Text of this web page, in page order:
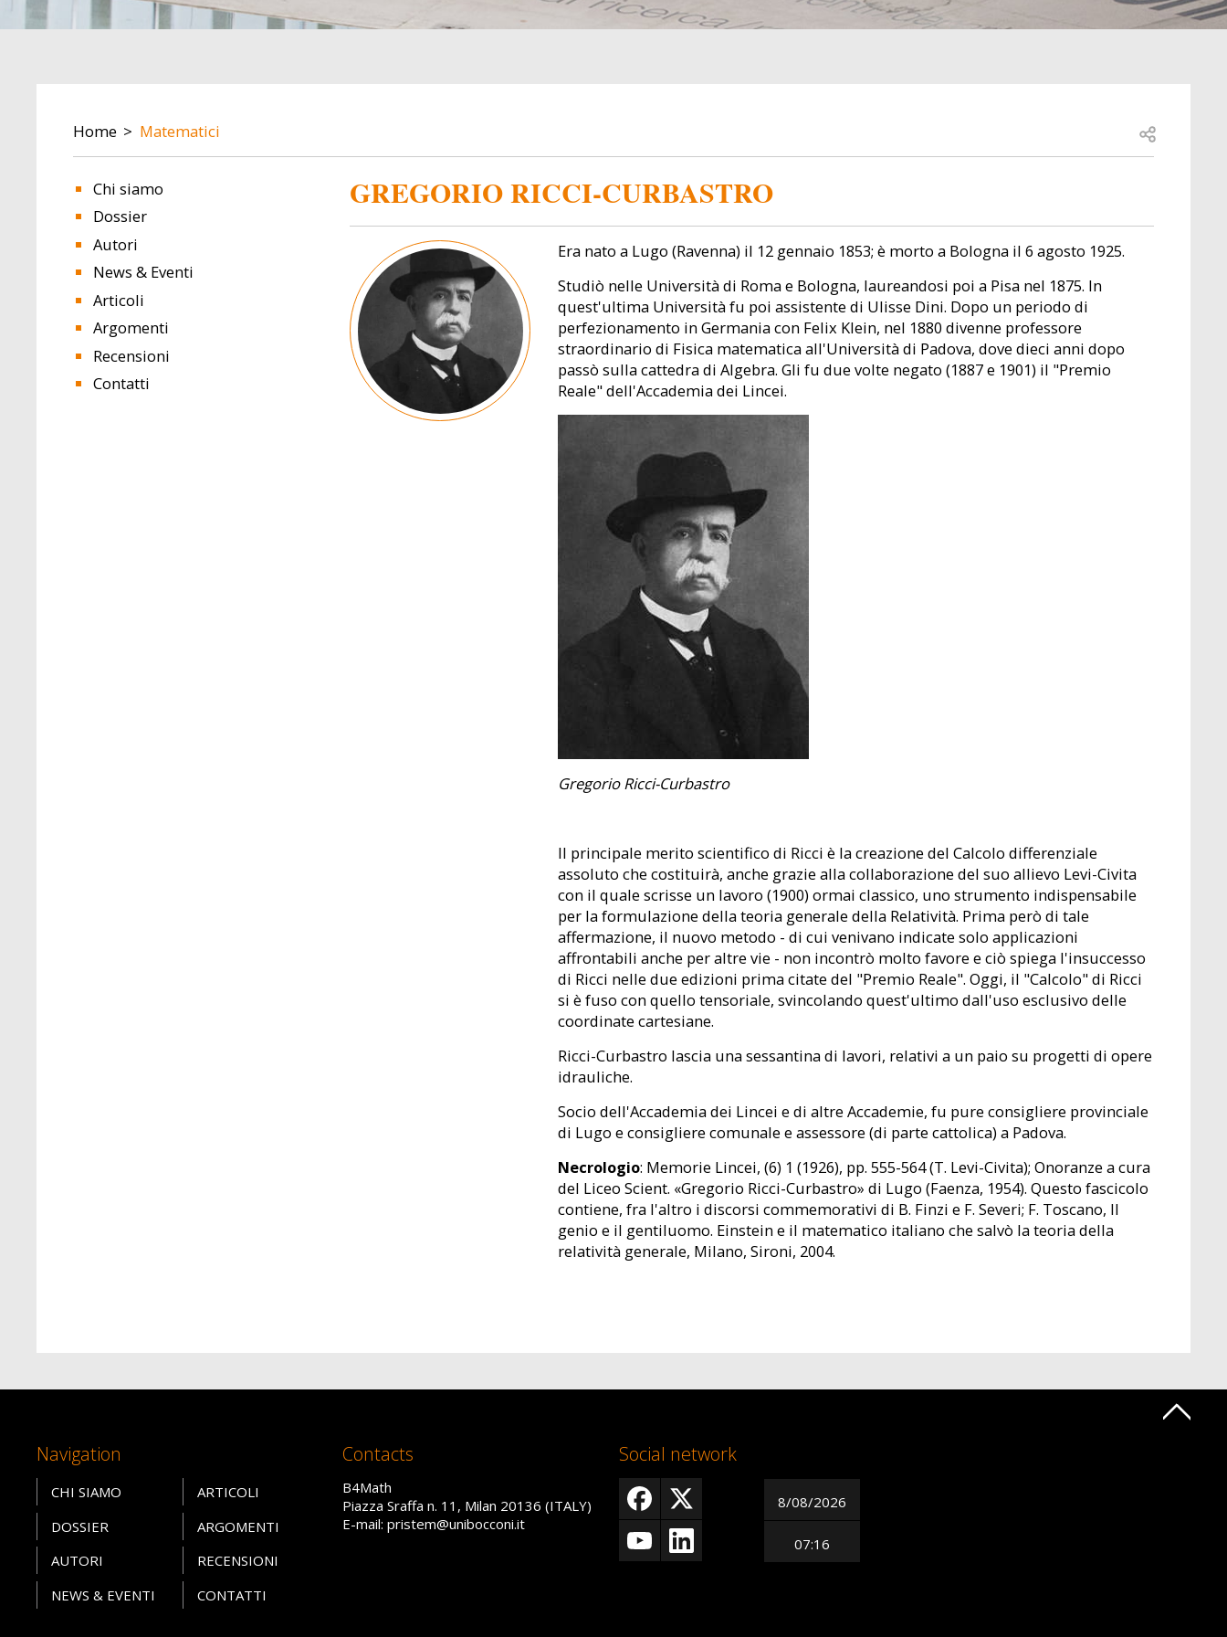
BREADCRUMB
Home Matematici Open share
Chi siamo
Dossier
Autori
News & Eventi
Articoli
Argomenti
Recensioni
Contatti
GREGORIO RICCI-CURBASTRO
Image
Era nato a Lugo (Ravenna) il 12 gennaio 1853; è morto a Bologna il 6 agosto 1925.
Studiò nelle Università di Roma e Bologna, laureandosi poi a Pisa nel 1875. In
quest'ultima Università fu poi assistente di Ulisse Dini. Dopo un periodo di
perfezionamento in Germania con Felix Klein, nel 1880 divenne professore
straordinario di Fisica matematica all'Università di Padova, dove dieci anni dopo
passò sulla cattedra di Algebra. Gli fu due volte negato (1887 e 1901) il "Premio
Reale" dell'Accademia dei Lincei.
Gregorio Ricci-Curbastro
Il principale merito scientifico di Ricci è la creazione del Calcolo differenziale
assoluto che costituirà, anche grazie alla collaborazione del suo allievo Levi-Civita
con il quale scrisse un lavoro (1900) ormai classico, uno strumento indispensabile
per la formulazione della teoria generale della Relatività. Prima però di tale
affermazione, il nuovo metodo - di cui venivano indicate solo applicazioni
affrontabili anche per altre vie - non incontrò molto favore e ciò spiega l'insuccesso
di Ricci nelle due edizioni prima citate del "Premio Reale". Oggi, il "Calcolo" di Ricci
si è fuso con quello tensoriale, svincolando quest'ultimo dall'uso esclusivo delle
coordinate cartesiane.
Ricci-Curbastro lascia una sessantina di lavori, relativi a un paio su progetti di opere
idrauliche.
Socio dell'Accademia dei Lincei e di altre Accademie, fu pure consigliere provinciale
di Lugo e consigliere comunale e assessore (di parte cattolica) a Padova.
Necrologio: Memorie Lincei, (6) 1 (1926), pp. 555-564 (T. Levi-Civita); Onoranze a cura
del Liceo Scient. «Gregorio Ricci-Curbastro» di Lugo (Faenza, 1954). Questo fascicolo
contiene, fra l'altro i discorsi commemorativi di B. Finzi e F. Severi; F. Toscano, Il
genio e il gentiluomo. Einstein e il matematico italiano che salvò la teoria della
relatività generale, Milano, Sironi, 2004.
Navigation
CHI SIAMO
DOSSIER
AUTORI
NEWS & EVENTI
ARTICOLI
ARGOMENTI
RECENSIONI
CONTATTI
Contacts
B4Math
Piazza Sraffa n. 11, Milan 20136 (ITALY)
E-mail: pristem@unibocconi.it
Social network
8/08/2026
07:16